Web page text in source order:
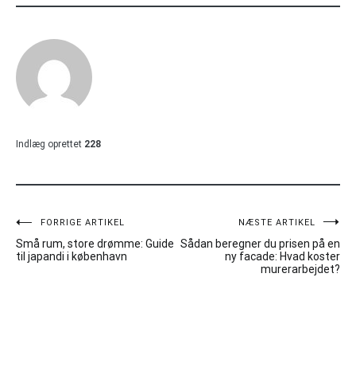
Indlæg oprettet 228
Indlægsnavigation
FORRIGE ARTIKEL
Små rum, store drømme: Guide
til japandi i københavn
NÆSTE ARTIKEL
Sådan beregner du prisen på en
ny facade: Hvad koster
murerarbejdet?